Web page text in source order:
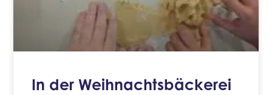
In der Weihnachtsbäckerei